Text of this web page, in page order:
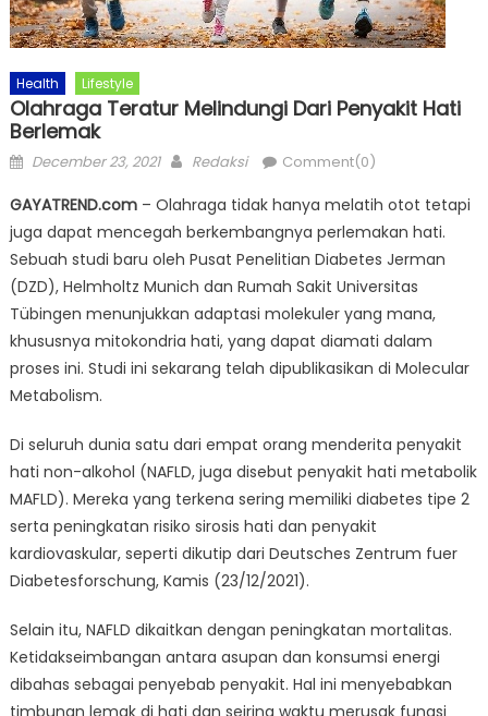
Health Lifestyle
Olahraga Teratur Melindungi Dari Penyakit Hati
Berlemak
Posted
December 23, 2021 Author
Redaksi Comment(0)
GAYATREND.com– Olahraga tidak hanya melatih otot tetapi
juga dapat mencegah berkembangnya perlemakan hati.
Sebuah studi baru oleh Pusat Penelitian Diabetes Jerman
(DZD), Helmholtz Munich dan Rumah Sakit Universitas
Tübingen menunjukkan adaptasi molekuler yang mana,
khususnya mitokondria hati, yang dapat diamati dalam
proses ini. Studi ini sekarang telah dipublikasikan di Molecular
Metabolism.
Di seluruh dunia satu dari empat orang menderita penyakit
hati non-alkohol (NAFLD, juga disebut penyakit hati metabolik
MAFLD). Mereka yang terkena sering memiliki diabetes tipe 2
serta peningkatan risiko sirosis hati dan penyakit
kardiovaskular, seperti dikutip dari Deutsches Zentrum fuer
Diabetesforschung, Kamis (23/12/2021).
Selain itu, NAFLD dikaitkan dengan peningkatan mortalitas.
Ketidakseimbangan antara asupan dan konsumsi energi
dibahas sebagai penyebab penyakit. Hal ini menyebabkan
timbunan lemak di hati dan seiring waktu merusak fungsi